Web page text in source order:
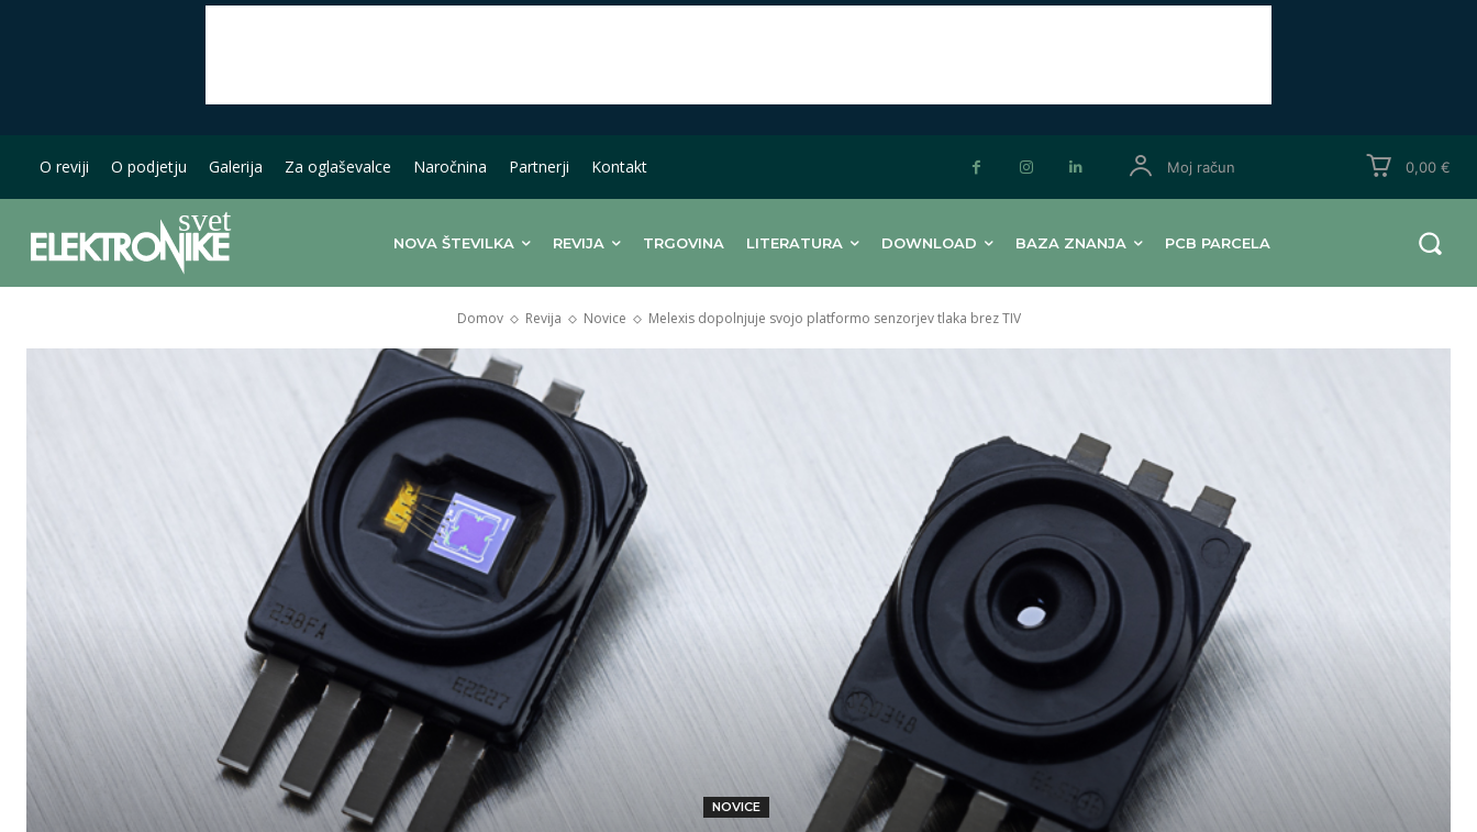
O reviji O podjetju Galerija Za oglaševalce Naročnina Partnerji Kontakt Moj račun 0,00 €
NOVA ŠTEVILKA REVIJA TRGOVINA LITERATURA DOWNLOAD BAZA ZNANJA PCB PARCELA
Domov Revija Novice Melexis dopolnjuje svojo platformo senzorjev tlaka brez TIV
NOVICE